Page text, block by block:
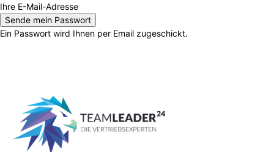
Ihre E-Mail-Adresse
Ein Passwort wird Ihnen per Email zugeschickt.